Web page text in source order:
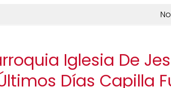
Iglesia De
Días Capilla